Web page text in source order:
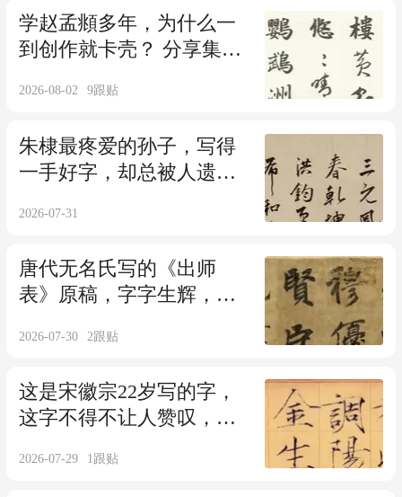
学赵孟頫多年，为什么一
到创作就卡壳？ 分享集字
2026-08-02 9跟贴
朱棣最疼爱的孙子，写得
一手好字，却总被人遗
前三！
2026-07-31
唐代无名氏写的《出师
表》原稿，字字生辉，瞬
2026-07-30 2跟贴
这是宋徽宗22岁写的字，
这字不得不让人赞叹，把
致！
2026-07-29 1跟贴